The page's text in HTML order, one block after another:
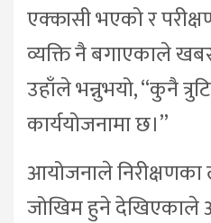
एक्कासी भएको र
व्यक्ति नै बगाएकाले
उहाँले भन्नुभयो, “कुनै
कार्ययोजनामा छ।”
आयोजनाले निरीक्षणका
जोखिम हुने देखिएकाले